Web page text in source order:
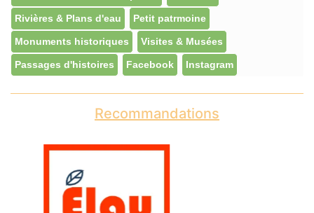
Rivières & Plans d'eau Petit patrmoine
Monuments historiques Visites & Musées
Passages d'histoires Facebook Instagram
Recommandations